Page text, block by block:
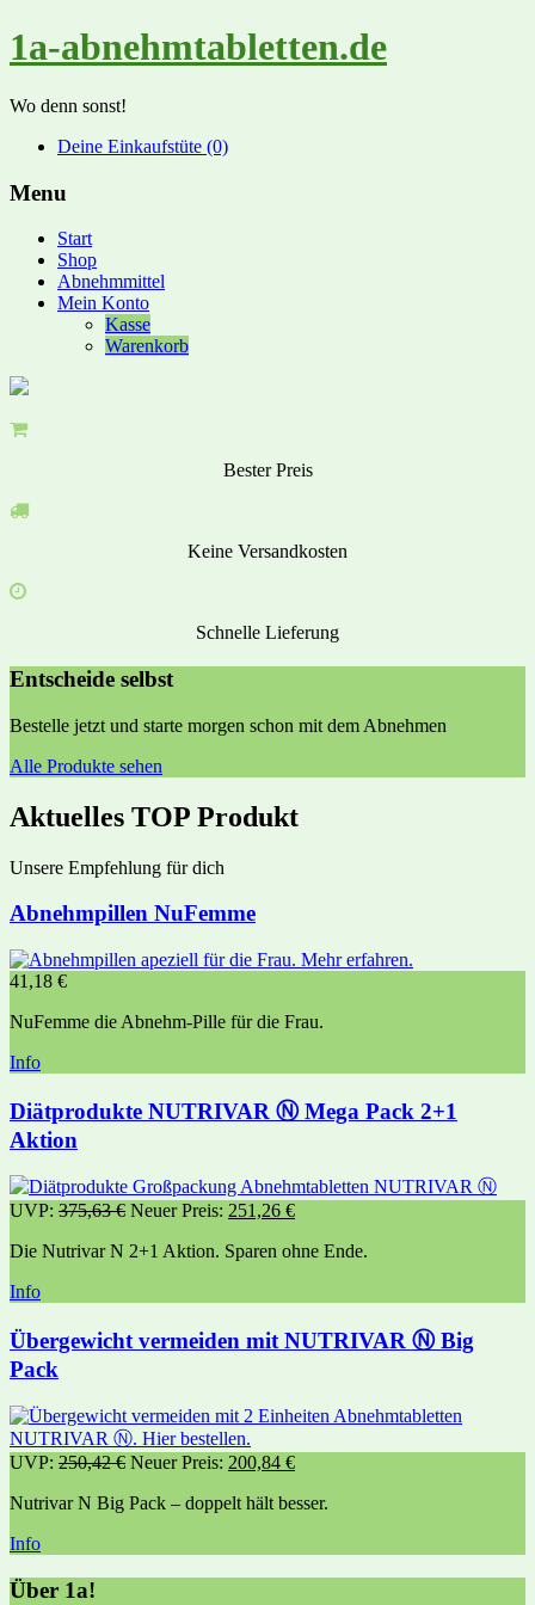
1a-abnehmtabletten.de
Wo denn sonst!
Deine Einkaufstüte (0)
Menu
Start
Shop
Abnehmmittel
Mein Konto
Kasse
Warenkorb
Bester Preis
Keine Versandkosten
Schnelle Lieferung
Entscheide selbst
Bestelle jetzt und starte morgen schon mit dem Abnehmen
Alle Produkte sehen
Aktuelles TOP Produkt
Unsere Empfehlung für dich
Abnehmpillen NuFemme
41,18 €
NuFemme die Abnehm-Pille für die Frau.
Info
Diätprodukte NUTRIVAR Ⓝ Mega Pack 2+1
Aktion
UVP: 375,63€ Neuer Preis: 251,26 €
Die Nutrivar N 2+1 Aktion. Sparen ohne Ende.
Info
Übergewicht vermeiden mit NUTRIVAR Ⓝ Big
Pack
UVP: 250,42€ Neuer Preis: 200,84 €
Nutrivar N Big Pack – doppelt hält besser.
Info
Über 1a!